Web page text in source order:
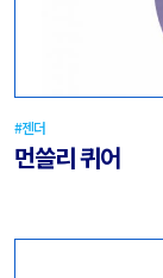
#젠더
먼쓸리 퀴어